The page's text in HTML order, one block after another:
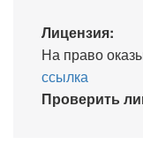
Лицензия:
На право
ссылка
Проверить